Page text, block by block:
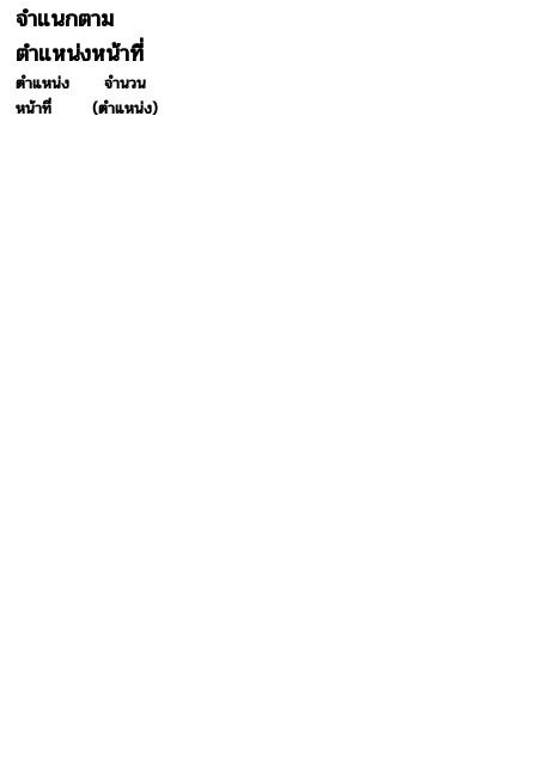
จำแนกตาม
ตำแหน่งหน้าที่
ตำแหน่ง
หน้าที่
จำนวน
(ตำแหน่ง)